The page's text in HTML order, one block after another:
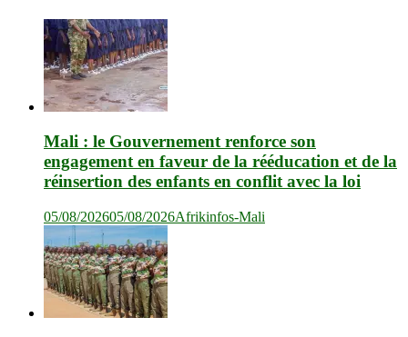
Mali : le Gouvernement renforce son
engagement en faveur de la rééducation et de la
réinsertion des enfants en conflit avec la loi
05/08/202605/08/2026Afrikinfos-Mali